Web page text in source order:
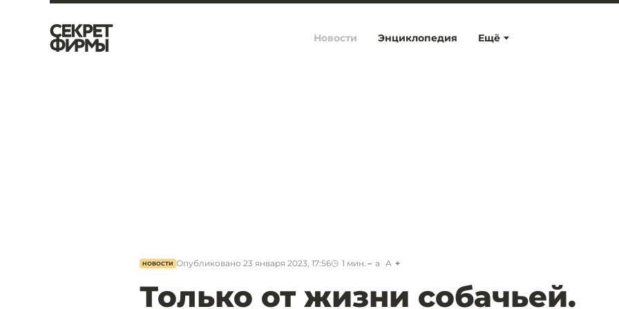
Ещё
Новости Энциклопедия
НОВОСТИ Опубликовано 23 января 2023, 17:56 1 мин. a A
Только от жизни собачьей.